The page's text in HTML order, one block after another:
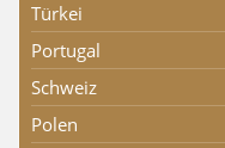
Türkei
Portugal
Schweiz
Polen